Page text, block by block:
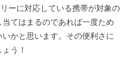
ーに対応している携帯が対象の
てはまるのであれば一度ため
かと思います。その便利さに
う！